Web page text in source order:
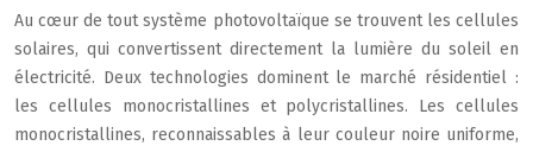
Au cœur de tout système photovoltaïque se trouvent les cellules
solaires, qui convertissent directement la lumière du soleil en
électricité. Deux technologies dominent le marché résidentiel :
les cellules monocristallines et polycristallines. Les cellules
monocristallines, reconnaissables à leur couleur noire uniforme,